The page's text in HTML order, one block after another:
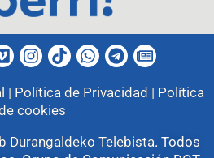
| Política de Privacidad | Política
cookies
Durangaldeko Telebista. Todos